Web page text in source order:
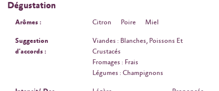
Dégustation
Arômes : Citron Poire Miel
Suggestion
d'accords :
Viandes : Blanches, Poissons Et
Crustacés
Fromages : Frais
Légumes : Champignons